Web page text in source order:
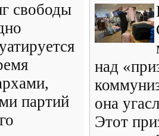
свободы
партий
над
она
Этот